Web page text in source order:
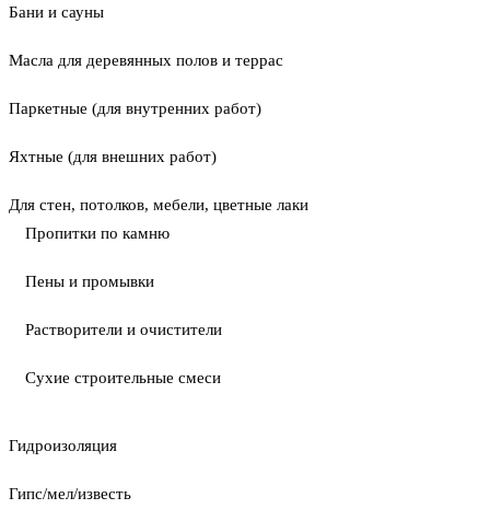
Бани и сауны
Масла для деревянных полов и террас
Паркетные (для внутренних работ)
Яхтные (для внешних работ)
Для стен, потолков, мебели, цветные лаки
Пропитки по камню
Пены и промывки
Растворители и очистители
Сухие строительные смеси
Гидроизоляция
Гипс/мел/известь